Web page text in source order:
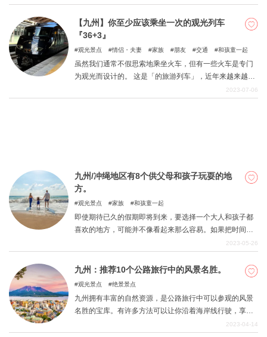
受日本三大美肤浴之一的嬉野！ 每年秋天，这里都会举办
亚洲最大的热气球节之一，天空中五彩缤纷的热气球蔚为
壮观。 本文将介绍佐贺的一些必游景点。 通过本文，您可
【九州】你至少应该乘坐一次的观光列车
『36+3』
观光景点 情侣・夫妻 家族 朋友 交通 和孩童一起
虽然我们通常不假思索地乘坐火车，但有一些火车是专门
为观光而设计的。 这是「的旅游列车」，近年来越来越受
欢迎，不仅可以在「，还可以享受乘坐」。 在日本有各种
特色的内饰，让乘客可以尽情享受沿途的气候和车窗外的
风景。观光列车的旅程不仅是一种方便的交通工具，而且
还使乘坐本身成为一件令人难忘的事情。享受一次充满刺
激和故事的九州之旅吧。
2023-07-06
九州/冲绳地区有8个供父母和孩子玩耍的地
方。
观光景点 家族 和孩童一起
即使期待已久的假期即将到来，要选择一个大人和孩子都
喜欢的地方，可能并不像看起来那么容易。如果把时间浪
费在担心去哪里的问题上，那就真的是浪费时间了。在这
全家人都能享受的景点。请您自己看一看。
2023-05-26
九州：推荐10个公路旅行中的风景名胜。
观光景点 绝景景点
九州拥有丰富的自然资源，是公路旅行中可以参观的风景
名胜的宝库。有许多方法可以让你沿着海岸线行驶，享受
大海的美丽，或在山区享受令人振奋的驾驶。这里有10个
2023-04-14